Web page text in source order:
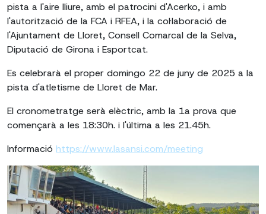
pista a l'aire lliure, amb el patrocini d'Acerko, i amb
l'autorització de la FCA i RFEA, i la col·laboració de
l'Ajuntament de Lloret, Consell Comarcal de la Selva,
Diputació de Girona i Esportcat.
Es celebrarà el proper domingo 22 de juny de 2025 a la
pista d'atletisme de Lloret de Mar.
El cronometratge serà elèctric, amb la 1a prova que
començarà a les 18:30h. i l'última a les 21.45h.
Informació https://www.lasansi.com/meeting